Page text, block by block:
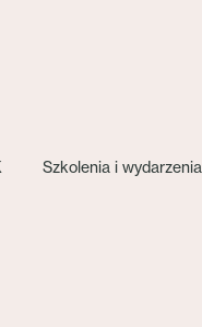
Szkolenia i wydarzenia